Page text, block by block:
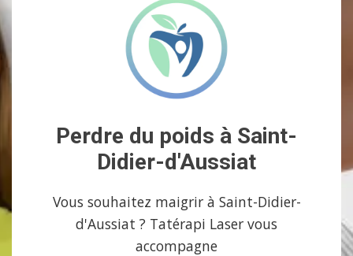
Perdre du poids à Saint-
Didier-d'Aussiat
Vous souhaitez maigrir à Saint-Didier-
d'Aussiat ? Tatérapi Laser vous
accompagne